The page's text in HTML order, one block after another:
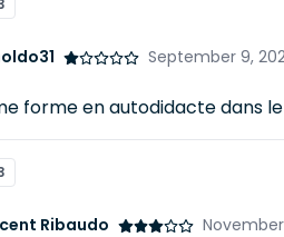
September 9,
forme en autodidacte dans
Ribaudo November